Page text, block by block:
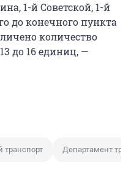
1-й Советской, 1-й
до конечного пункта
количество
до 16 единиц, —
транспорт Департамент